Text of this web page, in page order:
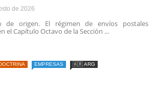
de 2026
de origen. El régimen de envíos postales
el Capítulo Octavo de la Sección ...
EMPRESAS 🇦🇷 ARG